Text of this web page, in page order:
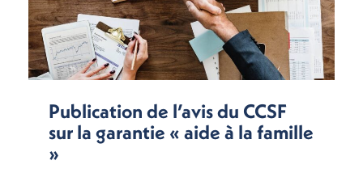
Publication de l’avis du CCSF
sur la garantie « aide à la famille
»